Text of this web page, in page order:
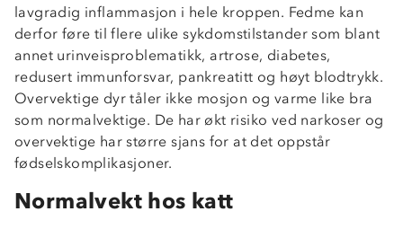
lavgradig inflammasjon i hele kroppen. Fedme kan
derfor føre til flere ulike sykdomstilstander som blant
annet urinveisproblematikk, artrose, diabetes,
redusert immunforsvar, pankreatitt og høyt blodtrykk.
Overvektige dyr tåler ikke mosjon og varme like bra
som normalvektige. De har økt risiko ved narkoser og
overvektige har større sjans for at det oppstår
fødselskomplikasjoner.
Normalvekt hos katt